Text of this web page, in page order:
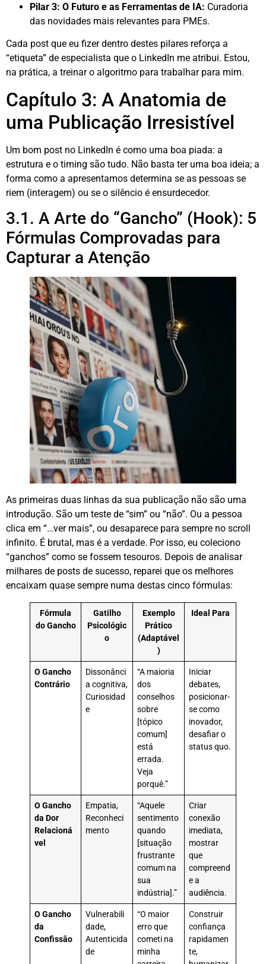
Pilar 3: O Futuro e as Ferramentas de IA: Curadoria
das novidades mais relevantes para PMEs.
Cada post que eu fizer dentro destes pilares reforça a
“etiqueta” de especialista que o LinkedIn me atribui. Estou,
na prática, a treinar o algoritmo para trabalhar para mim.
Capítulo 3: A Anatomia de
uma Publicação Irresistível
Um bom post no LinkedIn é como uma boa piada: a
estrutura e o timing são tudo. Não basta ter uma boa ideia; a
forma como a apresentamos determina se as pessoas se
riem (interagem) ou se o silêncio é ensurdecedor.
3.1. A Arte do “Gancho” (Hook): 5
Fórmulas Comprovadas para
Capturar a Atenção
As primeiras duas linhas da sua publicação não são uma
introdução. São um teste de “sim” ou “não”. Ou a pessoa
clica em “…ver mais”, ou desaparece para sempre no scroll
infinito. É brutal, mas é a verdade. Por isso, eu coleciono
“ganchos” como se fossem tesouros. Depois de analisar
milhares de posts de sucesso, reparei que os melhores
encaixam quase sempre numa destas cinco fórmulas:
Fórmula
do Gancho
Gatilho
Psicológic
o
Exemplo
Prático
(Adaptável
)
Ideal Para
O Gancho
Contrário
Dissonânci
a cognitiva,
Curiosidad
e
“A maioria
dos
conselhos
sobre
[tópico
comum]
está
errada.
Veja
porquê.”
Iniciar
debates,
posicionar-
se como
inovador,
desafiar o
status quo.
O Gancho
da Dor
Relacioná
vel
Empatia,
Reconheci
mento
“Aquele
sentimento
quando
[situação
frustrante
comum na
sua
indústria].”
Criar
conexão
imediata,
mostrar
que
compreend
e a
audiência.
O Gancho
da
Confissão
Vulnerabili
dade,
Autenticida
de
“O maior
erro que
cometi na
minha
Construir
confiança
rapidamen
te,